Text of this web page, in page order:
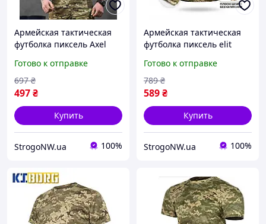
Армейская тактическая
футболка пиксель Axel
coolmax, Военная
терморегулируемая
футболка пиксель для ЗСУ
Готово к отправке
497₴
697 ₴
Купить
StrogoNW.ua 100%
Армейская тактическая
футболка пиксель elit
Военная компрессионная
футболка пиксельная
бифлекс с вставками
Готово к отправке
589₴
789 ₴
Купить
StrogoNW.ua 100%